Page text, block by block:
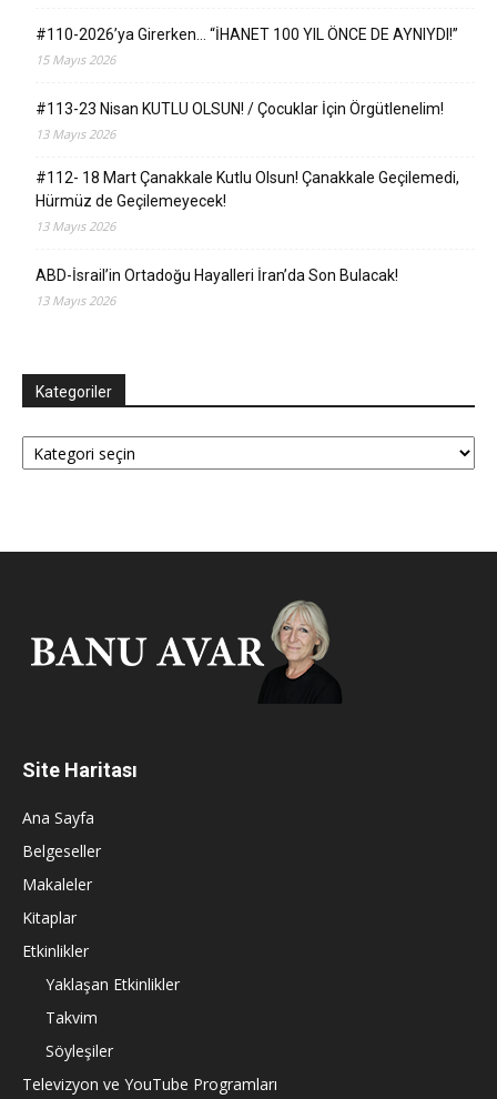
#110-2026’ya Girerken… “İHANET 100 YIL ÖNCE DE AYNIYDI!”
15 Mayıs 2026
#113-23 Nisan KUTLU OLSUN! / Çocuklar İçin Örgütlenelim!
13 Mayıs 2026
#112- 18 Mart Çanakkale Kutlu Olsun! Çanakkale Geçilemedi,
Hürmüz de Geçilemeyecek!
13 Mayıs 2026
ABD-İsrail’in Ortadoğu Hayalleri İran’da Son Bulacak!
13 Mayıs 2026
Kategoriler
Kategoriler
Site Haritası
Ana Sayfa
Belgeseller
Makaleler
Kitaplar
Etkinlikler
Yaklaşan Etkinlikler
Takvim
Söyleşiler
Televizyon ve YouTube Programları